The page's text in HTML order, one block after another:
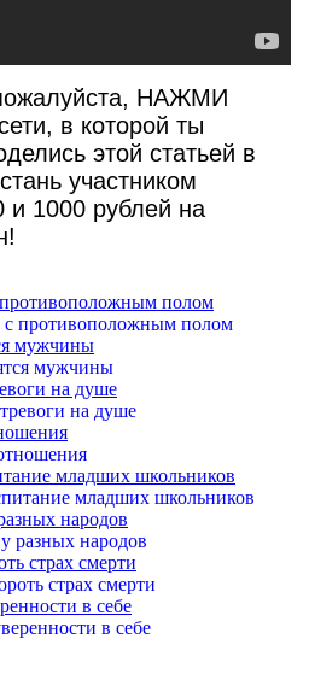
НАЖМИ
в которой ты
этой статьей в
участником
и 1000 рублей на
полом
мужчины
на душе
младших школьников
народов
страх смерти
в себе